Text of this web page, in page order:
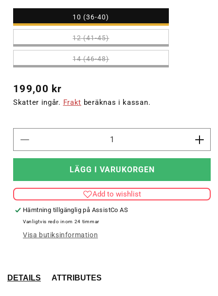
10 (36-40)
12 (41-45)
14 (46-48)
Ordinarie
pris
199,00 kr
Skatter ingår. Frakt beräknas i kassan.
kvantitet
hmlCHEVRON
ANKLE
SOCKS
Öka
LÄGG I VARUKORGEN
Add to wishlist
Hämtning tillgänglig på AssistCo AS
Vanligtvis redo inom 24 timmar
Visa butiksinformation
DETAILS ATTRIBUTES